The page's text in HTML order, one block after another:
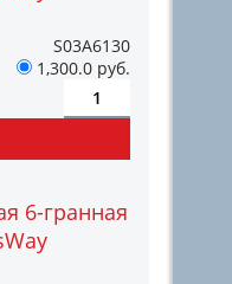
S03A6130
1,300.0 руб.
6-гранная